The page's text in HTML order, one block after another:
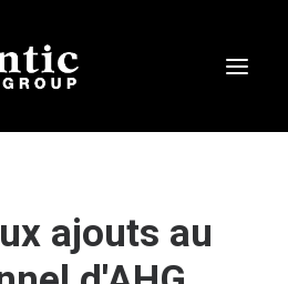
ajouts au